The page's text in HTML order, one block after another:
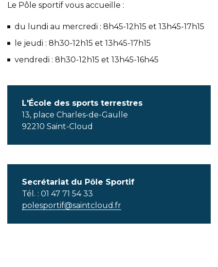
Le Pôle sportif vous accueille :
du lundi au mercredi : 8h45-12h15 et 13h45-17h15
le jeudi : 8h30-12h15 et 13h45-17h15
vendredi : 8h30-12h15 et 13h45-16h45
L'École des sports terrestres
13, place Charles-de-Gaulle
92210 Saint-Cloud
Secrétariat du Pôle Sportif
Tél. : 01 47 71 54 33
polesportif@saintcloud.fr